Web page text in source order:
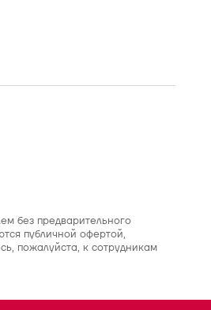
без предварительного
публичной офертой,
пожалуйста, к сотрудникам